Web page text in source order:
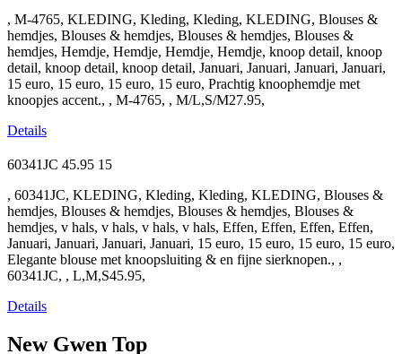
, M-4765, KLEDING, Kleding, Kleding, KLEDING, Blouses &
hemdjes, Blouses & hemdjes, Blouses & hemdjes, Blouses &
hemdjes, Hemdje, Hemdje, Hemdje, Hemdje, knoop detail, knoop
detail, knoop detail, knoop detail, Januari, Januari, Januari, Januari,
15 euro, 15 euro, 15 euro, 15 euro, Prachtig knoophemdje met
knoopjes accent., , M-4765, , M/L,S/M27.95,
Details
60341JC 45.95 15
, 60341JC, KLEDING, Kleding, Kleding, KLEDING, Blouses &
hemdjes, Blouses & hemdjes, Blouses & hemdjes, Blouses &
hemdjes, v hals, v hals, v hals, v hals, Effen, Effen, Effen, Effen,
Januari, Januari, Januari, Januari, 15 euro, 15 euro, 15 euro, 15 euro,
Elegante blouse met knoopsluiting & en fijne sierknopen., ,
60341JC, , L,M,S45.95,
Details
New Gwen Top